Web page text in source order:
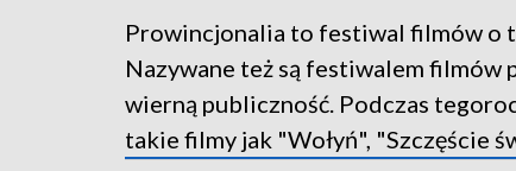
Prowincjonalia to festiwal filmów o
Nazywane też są festiwalem
wierną publiczność. Podczas
takie filmy jak "Wołyń", "Szczęście